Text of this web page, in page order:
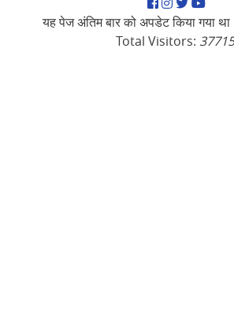
यह पेज अंतिम बार को अपडेट किया गया
Total Visitors: